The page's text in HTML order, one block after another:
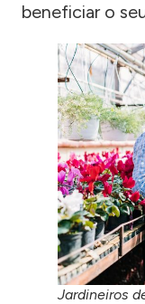
beneficiar o
Jardineiros